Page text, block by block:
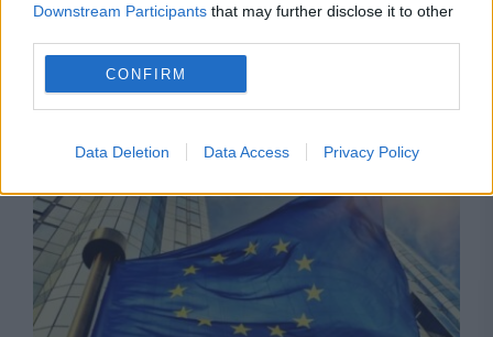
Downstream Participants that may further disclose it to other
CONFIRM
Data Deletion Data Access Privacy Policy
SOCIAL
SANITAS suspendă greva generală, dar
amenință că protestul poate fi reluat